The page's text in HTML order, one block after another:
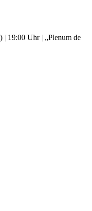
| 19:00 Uhr | „Plenum de